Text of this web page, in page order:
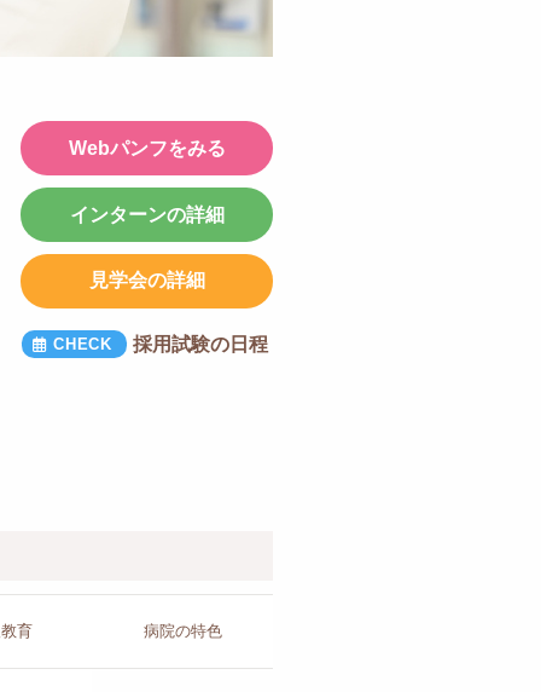
Webパンフをみる
インターンの詳細
見学会の詳細
採用試験の日程
育 病院の特色